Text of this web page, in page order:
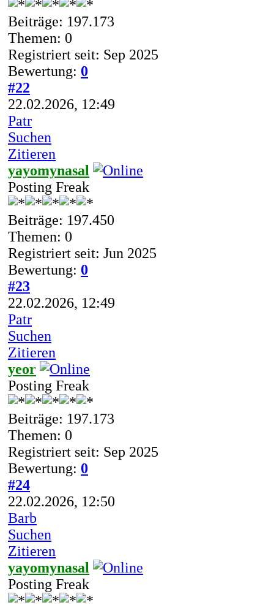
Beiträge: 197.173
Themen: 0
Registriert seit: Sep 2025
Bewertung: 0
#22
22.02.2026, 12:49
Patr
Suchen
Zitieren
yayomynasal
Posting Freak
Beiträge: 197.450
Themen: 0
Registriert seit: Jun 2025
Bewertung: 0
#23
22.02.2026, 12:49
Patr
Suchen
Zitieren
yeor
Posting Freak
Beiträge: 197.173
Themen: 0
Registriert seit: Sep 2025
Bewertung: 0
#24
22.02.2026, 12:50
Barb
Suchen
Zitieren
yayomynasal
Posting Freak